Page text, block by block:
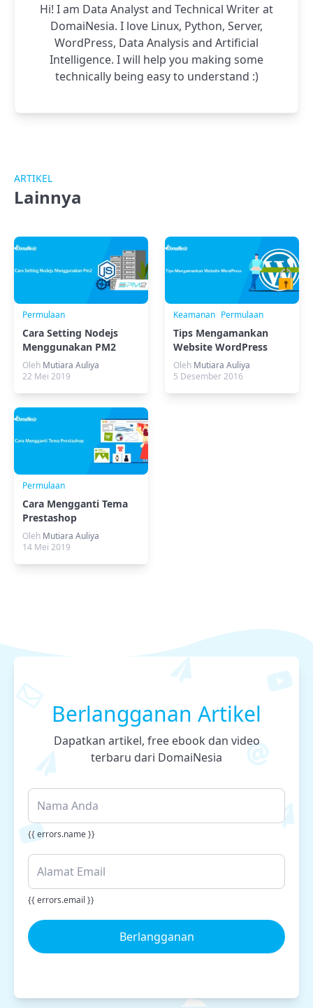
Hi! I am Data Analyst and Technical Writer at
DomaiNesia. I love Linux, Python, Server,
WordPress, Data Analysis and Artificial
Intelligence. I will help you making some
technically being easy to understand :)
ARTIKEL
Lainnya
Permulaan
Cara Setting Nodejs
Menggunakan PM2
Oleh Mutiara Auliya
22 Mei 2019
Keamanan Permulaan
Tips Mengamankan
Website WordPress
Oleh Mutiara Auliya
5 Desember 2016
Permulaan
Cara Mengganti Tema
Prestashop
Oleh Mutiara Auliya
14 Mei 2019
Berlangganan Artikel
Dapatkan artikel, free ebook dan video
terbaru dari DomaiNesia
{{ errors.name }}
{{ errors.email }}
Berlangganan